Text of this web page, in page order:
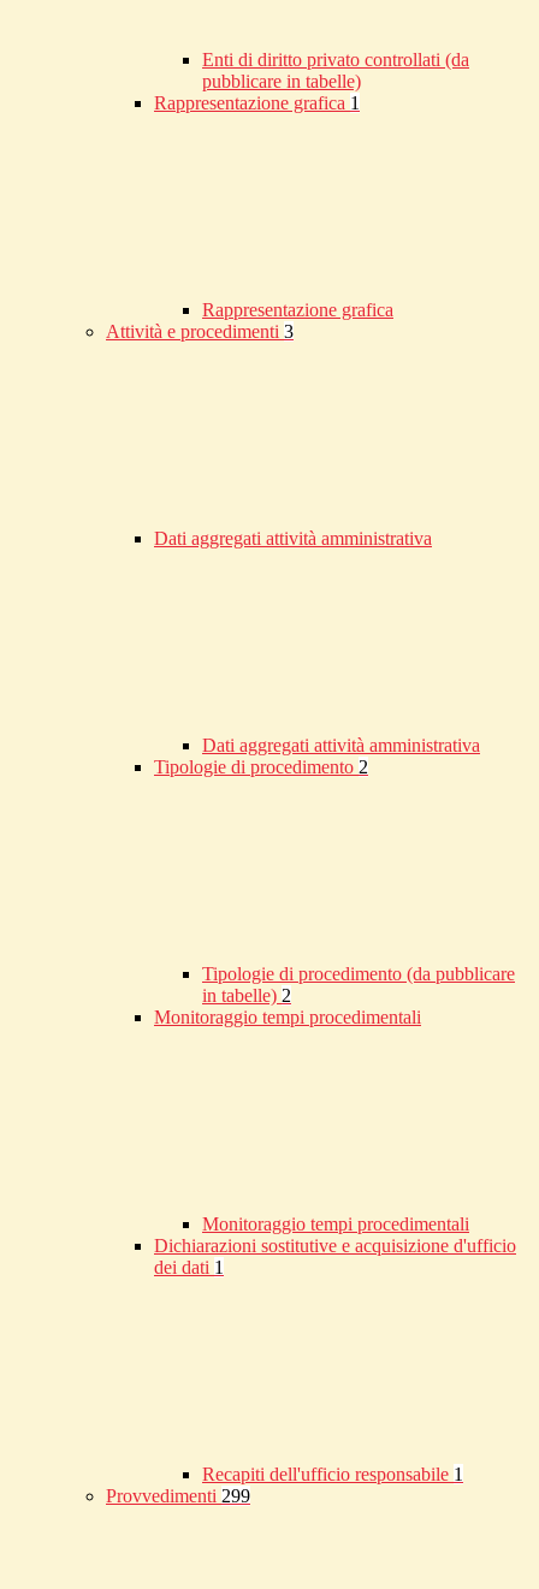
Enti di diritto privato controllati (da
pubblicare in tabelle)
Rappresentazione grafica 1
Rappresentazione grafica
Attività e procedimenti 3
Dati aggregati attività amministrativa
Dati aggregati attività amministrativa
Tipologie di procedimento 2
Tipologie di procedimento (da pubblicare
in tabelle) 2
Monitoraggio tempi procedimentali
Monitoraggio tempi procedimentali
Dichiarazioni sostitutive e acquisizione d'ufficio
dei dati 1
Recapiti dell'ufficio responsabile 1
Provvedimenti 299